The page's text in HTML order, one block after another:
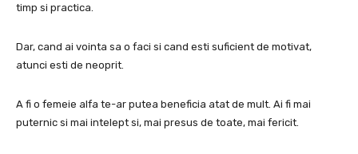
timp si practica.
Dar, cand ai vointa sa o faci si cand esti suficient de motivat,
atunci esti de neoprit.
A fi o femeie alfa te-ar putea beneficia atat de mult. Ai fi mai
puternic si mai intelept si, mai presus de toate, mai fericit.